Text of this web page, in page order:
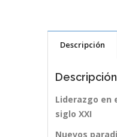
Descripción
Descripción
Liderazgo en
siglo XXI
Nuevos